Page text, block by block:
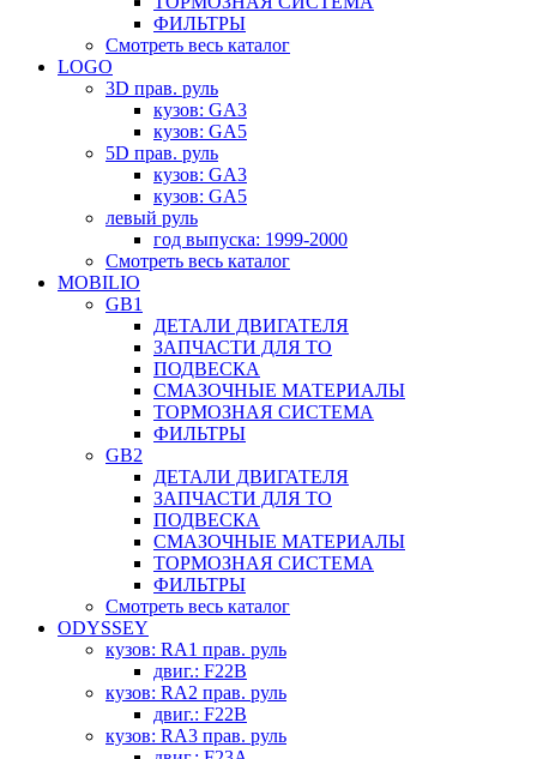
ФИЛЬТРЫ
Смотреть весь каталог
LOGO
3D прав. руль
кузов: GA3
кузов: GA5
5D прав. руль
кузов: GA3
кузов: GA5
левый руль
год выпуска: 1999-2000
Смотреть весь каталог
MOBILIO
GB1
ДЕТАЛИ ДВИГАТЕЛЯ
ЗАПЧАСТИ ДЛЯ ТО
ПОДВЕСКА
СМАЗОЧНЫЕ МАТЕРИАЛЫ
ТОРМОЗНАЯ СИСТЕМА
ФИЛЬТРЫ
GB2
ДЕТАЛИ ДВИГАТЕЛЯ
ЗАПЧАСТИ ДЛЯ ТО
ПОДВЕСКА
СМАЗОЧНЫЕ МАТЕРИАЛЫ
ТОРМОЗНАЯ СИСТЕМА
ФИЛЬТРЫ
Смотреть весь каталог
ODYSSEY
кузов: RA1 прав. руль
двиг.: F22B
кузов: RA2 прав. руль
двиг.: F22B
кузов: RA3 прав. руль